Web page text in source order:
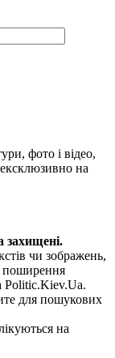
фото і відео,
на
захищені.
чи зображень,
поширення
Politic.Kiev.Ua.
для пошукових
на